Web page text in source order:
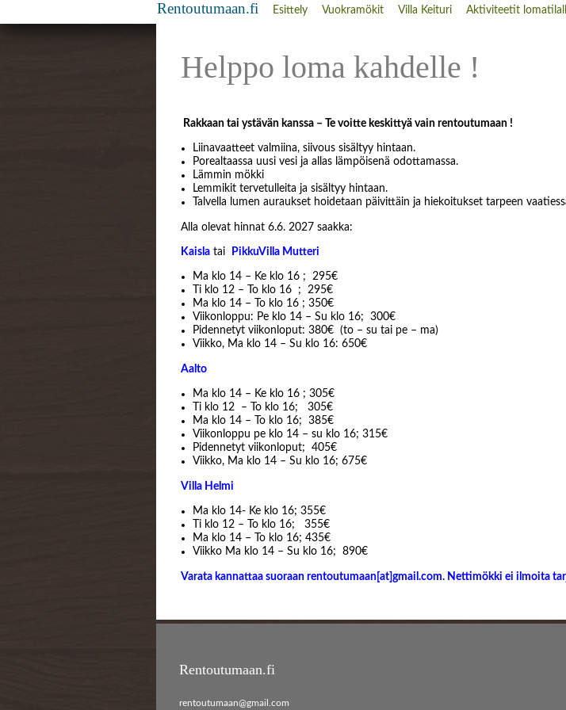
Rentoutumaan.fi Esittely Vuokramökit Villa Keituri Aktiviteetit
Helppo loma kahdelle !
Rakkaan tai ystävän kanssa – Te voitte keskittyä vain rentoutumaan !
Liinavaatteet valmiina, siivous sisältyy hintaan.
Porealtaassa uusi vesi ja allas lämpöisenä odottamassa.
Lämmin mökki
Lemmikit tervetulleita ja sisältyy hintaan.
Talvella lumen auraukset hoidetaan päivittäin ja hiekoitukset tarpeen
Alla olevat hinnat 6.6. 2027 saakka:
Kaisla tai PikkuVilla Mutteri
Ma klo 14 – Ke klo 16 ; 295€
Ti klo 12 – To klo 16 ; 295€
Ma klo 14 – To klo 16 ; 350€
Viikonloppu: Pe klo 14 – Su klo 16; 300€
Pidennetyt viikonloput: 380€ (to – su tai pe – ma)
Viikko, Ma klo 14 – Su klo 16: 650€
Aalto
Ma klo 14 – Ke klo 16 ; 305€
Ti klo 12 – To klo 16; 305€
Ma klo 14 – To klo 16; 385€
Viikonloppu pe klo 14 – su klo 16; 315€
Pidennetyt viikonloput; 405€
Viikko, Ma klo 14 – Su klo 16; 675€
Villa Helmi
Ma klo 14- Ke klo 16; 355€
Ti klo 12 – To klo 16; 355€
Ma klo 14 – To klo 16; 435€
Viikko Ma klo 14 – Su klo 16; 890€
Varata kannattaa suoraan rentoutumaan[at]gmail.com. Nettimökki ei ilmoita
Rentoutumaan.fi
rentoutumaan@gmail.com